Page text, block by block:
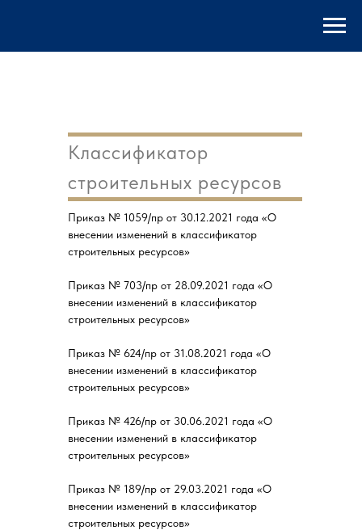
Приказ № 1059/пр от 30.12.2021 года «О
внесении изменений в классификатор
строительных ресурсов»
Приказ № 703/пр от 28.09.2021 года «О
внесении изменений в классификатор
строительных ресурсов»
Приказ № 624/пр от 31.08.2021 года «О
внесении изменений в классификатор
строительных ресурсов»
Приказ № 426/пр от 30.06.2021 года «О
внесении изменений в классификатор
строительных ресурсов»
Приказ № 189/пр от 29.03.2021 года «О
внесении изменений в классификатор
строительных ресурсов»
Классификатор
строительных ресурсов